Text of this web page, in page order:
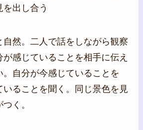
出し合う
自然。二人で話をしながら観察
感じていることを相手に伝え
。自分が今感じていることを
いることを聞く。同じ景色を見
く。